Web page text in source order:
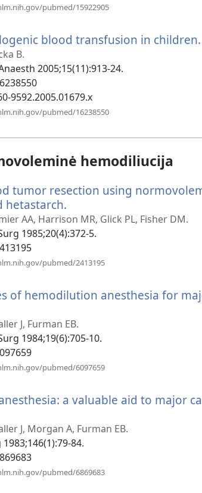
pubmed/15922905
blood transfusion in children.
B.
2005;15(11):913-24.
9592.2005.01679.x
pubmed/16238550
hemodiliucija
tumor resection using
hetastarch.
naujas
langas)
AA, Harrison MR, Glick PL, Fisher DM.
1985;20(4):372-5.
pubmed/2413195
of hemodilution anesthesia for
J, Furman EB.
1984;19(6):705-10.
pubmed/6097659
a valuable aid to major
J, Morgan A, Furman EB.
1983;146(1):79-84.
pubmed/6869683